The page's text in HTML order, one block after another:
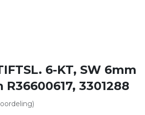
6-KT, SW 6mm
R36600617, 3301288